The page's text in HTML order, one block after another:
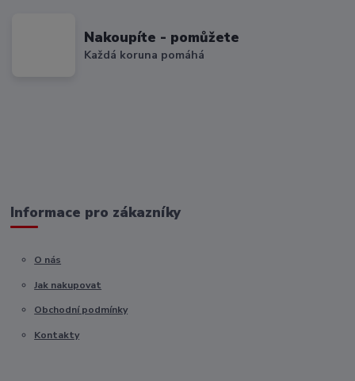
Nakoupíte - pomůžete
Každá koruna pomáhá
Informace pro zákazníky
O nás
Jak nakupovat
Obchodní podmínky
Kontakty